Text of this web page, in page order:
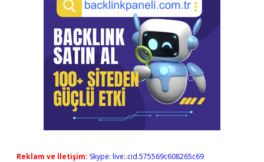
Reklam ve İletişim: Skype: live:.cid.575569c608265c69